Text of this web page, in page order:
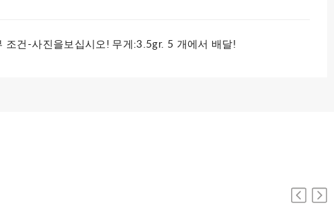
건-사진을보십시오! 무게:3.5gr. 5 개에서 배달!